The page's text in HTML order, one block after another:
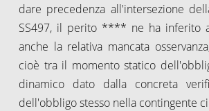
dare precedenza all'intersezione
SS497, il perito **** ne ha inferito
anche la relativa mancata
cioè tra il momento statico
dinamico dato dalla concreta
dell'obbligo stesso nella contingente